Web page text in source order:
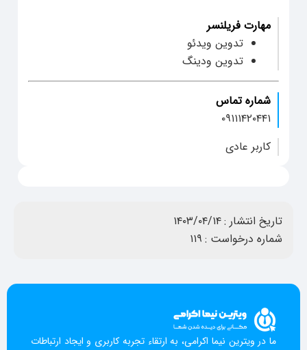
مهارت فریلنسر
تدوین ویدئو
تدوین ودینگ
شماره تماس
۰۹۱۱۱۴۲۰۴۴۱
کاربر عادی
تاریخ انتشار :۱۴۰۳/۰۴/۱۴
شماره درخواست : ۱۱۹
ما در ویترین نیما اکرامی، به ارتقاء تجربه کاربری و ایجاد ارتباطات